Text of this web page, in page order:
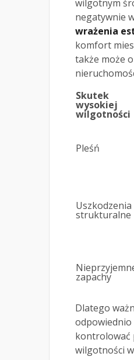
wilgotnym
negatywnie
wrażenia
komfort
także może
Skutek
wysokiej
wilgotności
Pleśń
Uszkodzenia
strukturalne
zapachy
Dlatego
kontrolować
wilgotności